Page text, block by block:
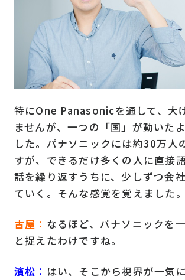
特にOne Panasonicを通して、大
ませんが、一つの「国」が動いた
した。パナソニックには約30万人
すが、できるだけ多くの人に直接
話を繰り返すうちに、少しずつ会
ていく。そんな感覚を覚えました。
古屋 ： なるほど、パナソニックを一
と捉えたわけですね。
濱松 ： はい、そこから視界が一気